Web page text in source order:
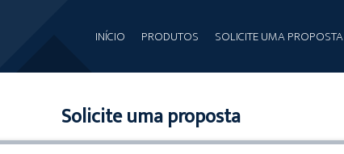
INÍCIO PRODUTOS SOLICITE UMA PROPOSTA
Solicite uma proposta